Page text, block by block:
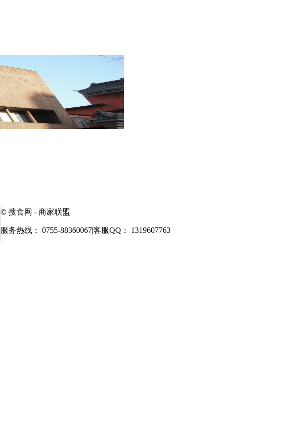
© 搜食网 - 商家联盟
服务热线： 0755-88360067|客服QQ： 1319607763